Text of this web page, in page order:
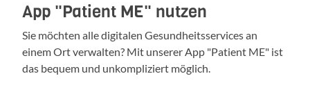
App "Patient ME" nutzen
Sie möchten alle digitalen Gesundheitsservices an
einem Ort verwalten? Mit unserer App "Patient ME" ist
das bequem und unkompliziert möglich.